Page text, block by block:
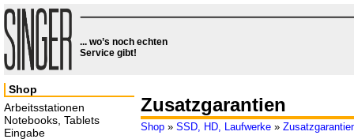
... wo’s noch echten
Service gibt!
Zusatzgarantien
Shop » SSD, HD, Laufwerke »
Shop
Arbeitsstationen
Notebooks, Tablets
Eingabe